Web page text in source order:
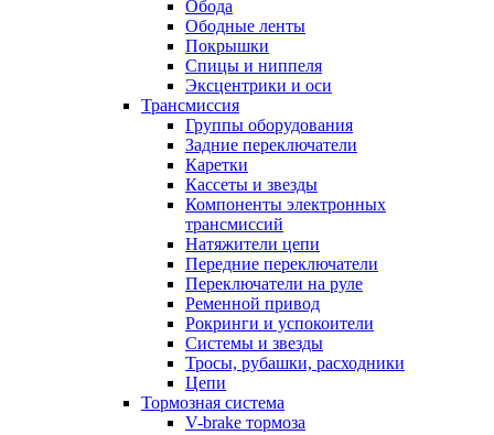
Обода
Ободные ленты
Покрышки
Спицы и ниппеля
Эксцентрики и оси
Трансмиссия
Группы оборудования
Задние переключатели
Каретки
Кассеты и звезды
Компоненты электронных
трансмиссий
Натяжители цепи
Передние переключатели
Переключатели на руле
Ременной привод
Рокринги и успокоители
Системы и звезды
Тросы, рубашки, расходники
Цепи
Тормозная система
V-brake тормоза